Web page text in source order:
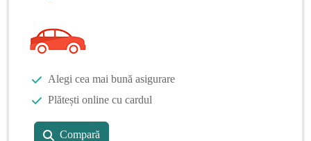
Alegi cea mai bună asigurare
Plătești online cu cardul
Compară